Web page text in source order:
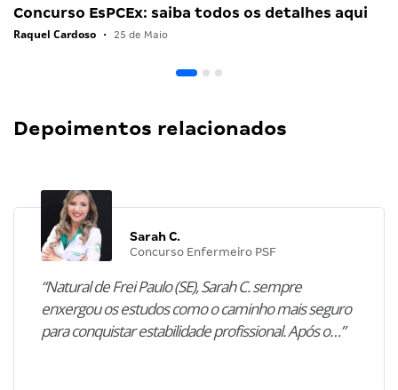
Concurso EsPCEx: saiba todos os detalhes aqui
Raquel Cardoso • 25 de Maio
Depoimentos relacionados
Sarah C.
Concurso Enfermeiro PSF
“Natural de Frei Paulo (SE), Sarah C. sempre
enxergou os estudos como o caminho mais seguro
para conquistar estabilidade profissional. Após o…”